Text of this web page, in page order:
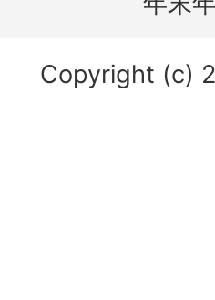
Copyright (c)